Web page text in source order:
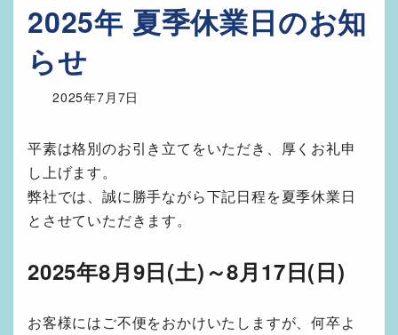
2025年 夏季休業日のお知
らせ
2025年7月7日
平素は格別のお引き立てをいただき、厚くお礼申
し上げます。
弊社では、誠に勝手ながら下記日程を夏季休業日
とさせていただきます。
2025年8月9日(土)～8月17日(日)
お客様にはご不便をおかけいたしますが、何卒よ